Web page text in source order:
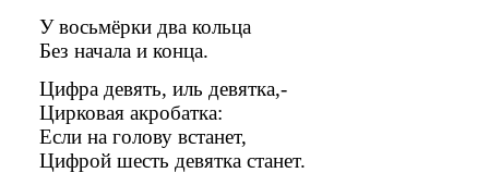
У восьмёрки два кольца
Без начала и конца.
Цифра девять, иль девятка,-
Цирковая акробатка:
Если на голову встанет,
Цифрой шесть девятка станет.